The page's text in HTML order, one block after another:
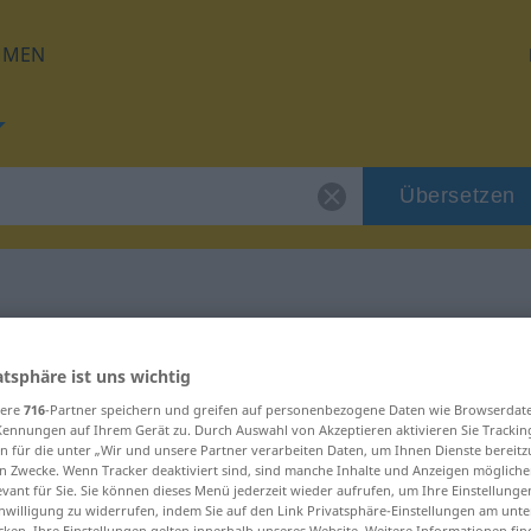
Übersetzen
"Exilierung"
ist uns wichtig
716-Partner speichern und greifen auf personenbezogene Daten wie
auf Ihrem Gerät zu. Durch Auswahl von Akzeptieren aktivieren Sie
für die unter „Wir und unsere Partner verarbeiten Daten, um Ihnen Dienste
Zwecke. Wenn Tracker deaktiviert sind, sind manche Inhalte und Anzeigen
für Sie. Sie können dieses Menü jederzeit wieder aufrufen, um Ihre
zu widerrufen, indem Sie auf den Link Privatsphäre-Einstellungen am